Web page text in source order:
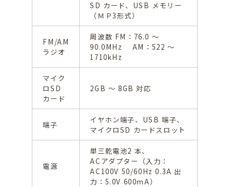
SD カード、USB メモリー
（ＭＰ3形式）
FM/AM
ラジオ
周波数 FM：76.0 ～
90.0MHz AM：522 ～
1710kHz
マイク
ロSD
カード
2GB ～ 8GB 対応
端子
イヤホン端子、USB 端子、
マイクロSD カードスロット
電源
単三乾電池2 本、
ACアダプター（入力：
AC100V 50/60Hz 0.3A 出
力：5.0V 600ｍA）